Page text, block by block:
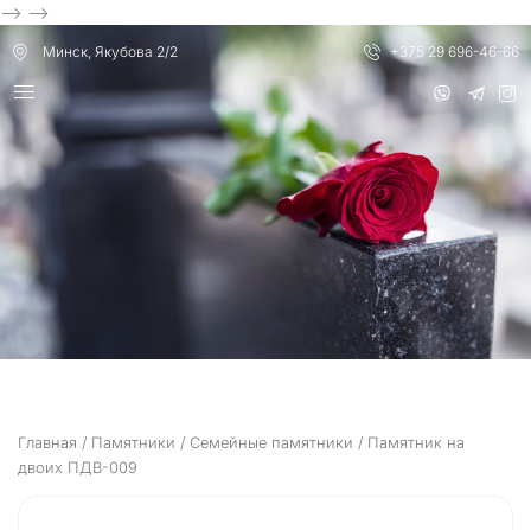
--> -->
содержимому
Минск, Якубова 2/2 +375 29 696-46-66
Главная / Памятники / Семейные памятники / Памятник на
двоих ПДВ-009